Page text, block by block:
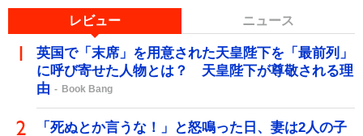
レビュー ニュース
英国で「末席」を用意された天皇陛下を「最前列」
に呼び寄せた人物とは？ 天皇陛下が尊敬される理
由
Book Bang
「死ぬとか言うな！」と怒鳴った日、妻は2人の子